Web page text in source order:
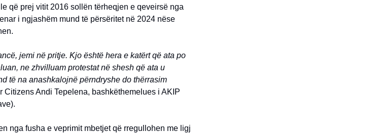
që prej vitit 2016 sollën tërheqjen e qeveirsë nga
i ngjashëm mund të përsëritet në 2024 nëse
jemi në pritje. Kjo është hera e katërt që ata po
ne zhvilluam protestat në shesh që ata u
të na anashkalojnë përndryshe do thërrasim
Citizens Andi Tepelena, bashkëthemelues i AKIP
nga fusha e veprimit mbetjet që rregullohen me ligj